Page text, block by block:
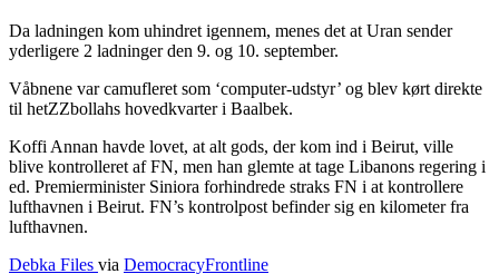
Da ladningen kom uhindret igennem, menes det at Uran sender
yderligere 2 ladninger den 9. og 10. september.
Våbnene var camufleret som ‘computer-udstyr’ og blev kørt direkte
til hetZZbollahs hovedkvarter i Baalbek.
Koffi Annan havde lovet, at alt gods, der kom ind i Beirut, ville
blive kontrolleret af FN, men han glemte at tage Libanons regering i
ed. Premierminister Siniora forhindrede straks FN i at kontrollere
lufthavnen i Beirut. FN’s kontrolpost befinder sig en kilometer fra
lufthavnen.
Debka Files via DemocracyFrontline